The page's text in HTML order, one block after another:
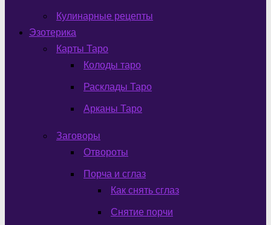
Кулинарные рецепты
Эзотерика
Карты Таро
Колоды таро
Расклады Таро
Арканы Таро
Заговоры
Отвороты
Порча и сглаз
Как снять сглаз
Снятие порчи